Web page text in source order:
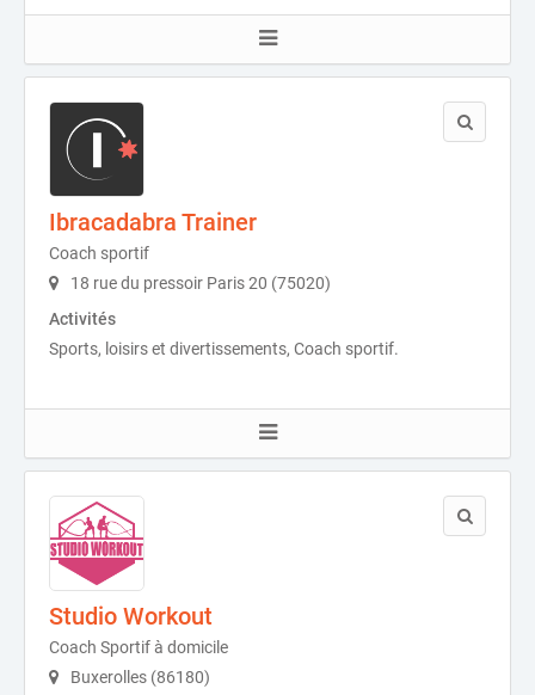
Ibracadabra Trainer
Coach sportif
18 rue du pressoir Paris 20 (75020)
Activités
Sports, loisirs et divertissements, Coach sportif.
Studio Workout
Coach Sportif à domicile
Buxerolles (86180)